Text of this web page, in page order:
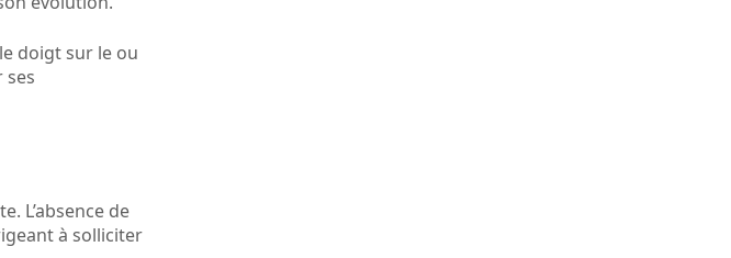
doigt sur le ou
ses
L’absence de
à solliciter